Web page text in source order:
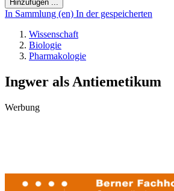
Hinzufügen ...
In Sammlung (en) In der gespeicherten
Wissenschaft
Biologie
Pharmakologie
Ingwer als Antiemetikum
Werbung